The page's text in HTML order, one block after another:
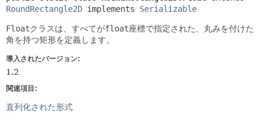
RoundRectangle2D implements Serializable
Floatクラスは、すべてがfloat座標で指定された、丸みを付けた
角を持つ矩形を定義します。
導入されたバージョン:
1.2
関連項目:
直列化された形式